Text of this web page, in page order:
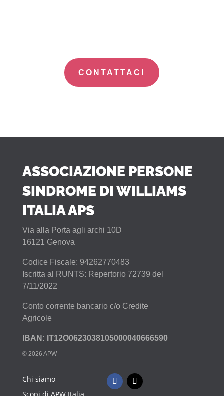
CONTATTACI
ASSOCIAZIONE PERSONE
SINDROME DI WILLIAMS
ITALIA APS
Via alla Porta agli archi 10D
16121 Genova
Codice Fiscale: 94262770483
Iscritta al RUNTS: Repertorio 72739 del
7/11/2022
Conto corrente bancario c/o Credite
Agricole
IBAN: IT12O0623038105000040666590
© 2026 APW
Chi siamo
Scopi di APW Italia